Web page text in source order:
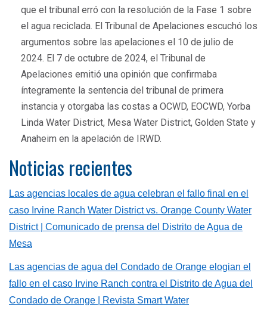
que el tribunal erró con la resolución de la Fase 1 sobre
el agua reciclada. El Tribunal de Apelaciones escuchó los
argumentos sobre las apelaciones el 10 de julio de
2024. El 7 de octubre de 2024, el Tribunal de
Apelaciones emitió una opinión que confirmaba
íntegramente la sentencia del tribunal de primera
instancia y otorgaba las costas a OCWD, EOCWD, Yorba
Linda Water District, Mesa Water District, Golden State y
Anaheim en la apelación de IRWD.
Noticias recientes
Las agencias locales de agua celebran el fallo final en el
caso Irvine Ranch Water District vs. Orange County Water
District| Comunicado de prensa del Distrito de Agua de
Mesa
Las agencias de agua del Condado de Orange elogian el
fallo en el caso Irvine Ranch contra el Distrito de Agua del
Condado de Orange | Revista Smart Water